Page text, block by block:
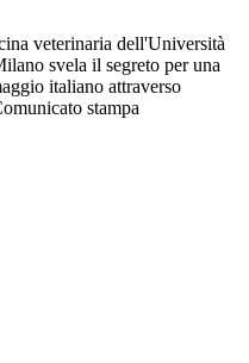
veterinaria dell'Università
svela il segreto per una
italiano attraverso
stampa